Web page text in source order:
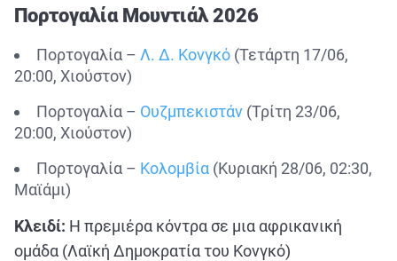
Πορτογαλία Μουντιάλ 2026
Πορτογαλία – Λ. Δ. Κονγκό (Τετάρτη 17/06,
20:00, Χιούστον)
Πορτογαλία – Ουζμπεκιστάν (Τρίτη 23/06,
20:00, Χιούστον)
Πορτογαλία – Κολομβία (Κυριακή 28/06, 02:30,
Μαϊάμι)
Κλειδί: Η πρεμιέρα κόντρα σε μια αφρικανική
ομάδα (Λαϊκή Δημοκρατία του Κονγκό)